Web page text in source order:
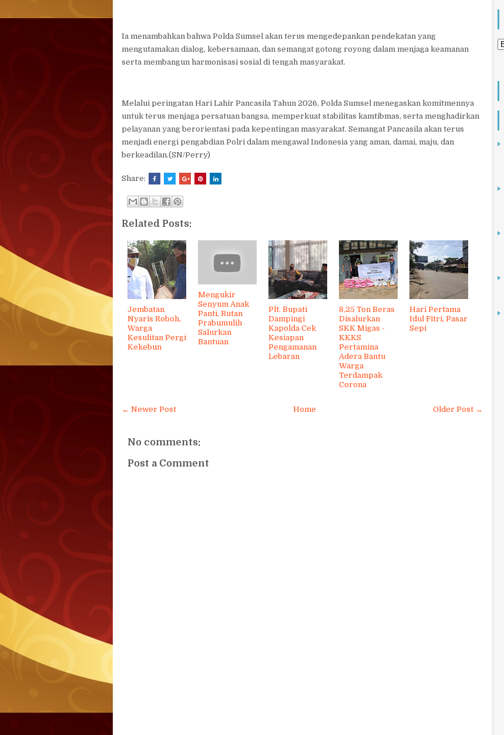
Ia menambahkan bahwa Polda Sumsel akan terus mengedepankan pendekatan yang
mengutamakan dialog, kebersamaan, dan semangat gotong royong dalam menjaga keamanan
serta membangun harmonisasi sosial di tengah masyarakat.
Melalui peringatan Hari Lahir Pancasila Tahun 2026, Polda Sumsel menegaskan komitmennya
untuk terus menjaga persatuan bangsa, memperkuat stabilitas kamtibmas, serta menghadirkan
pelayanan yang berorientasi pada kepentingan masyarakat. Semangat Pancasila akan terus
menjadi energi pengabdian Polri dalam mengawal Indonesia yang aman, damai, maju, dan
berkeadilan.(SN/Perry)
Share:
Related Posts:
Jembatan
Nyaris Roboh,
Warga
Kesulitan Pergi
Kekebun
Mengukir
Senyum Anak
Panti, Rutan
Prabumulih
Salurkan
Bantuan
Plt. Bupati
Dampingi
Kapolda Cek
Kesiapan
Pengamanan
Lebaran
8,25 Ton Beras
Disalurkan
SKK Migas -
KKKS
Pertamina
Adera Bantu
Warga
Terdampak
Corona
Hari Pertama
Idul Fitri, Pasar
Sepi
← Newer Post Older Post →
Home
No comments:
Post a Comment